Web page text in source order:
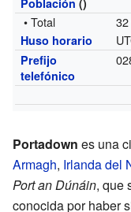
• Total
Huso horario
Prefijo
telefónico
Portadown es una
Armagh, Irlanda del
Port an Dúnáin, que
conocida por haber